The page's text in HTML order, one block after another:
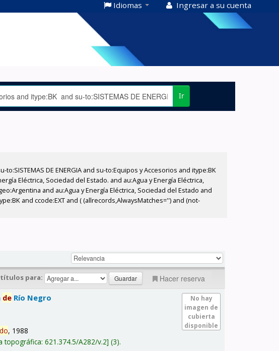
Idiomas Ingresar a su cuenta
Ir
DE ENERGIA and su-to:Equipos y Accesorios and itype:BK
Eléctrica, Sociedad del Estado. and au:Agua y Energía Eléctrica,
and au:Agua y Energía Eléctrica, Sociedad del Estado and
and ccode:EXT and ( (allrecords,AlwaysMatches='') and (not-
para: Hacer reserva
No hay
imagen de
cubierta
disponible
de Río Negro
, 1988
topográfica:621.374.5/A282/v.2 (3).